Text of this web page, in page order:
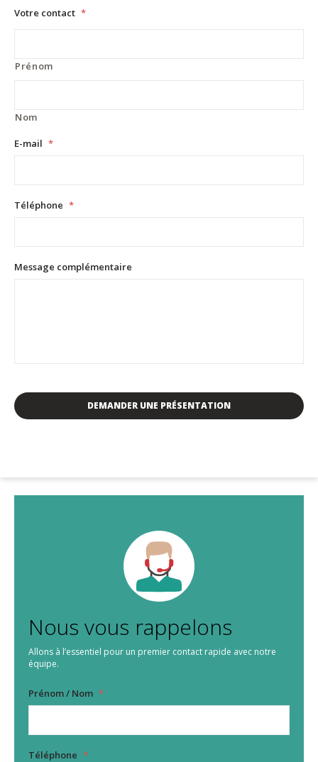
Votre contact *
Prénom
Nom
E-mail *
Téléphone *
Message complémentaire
Nous vous rappelons
Allons à l’essentiel pour un premier contact rapide avec notre
équipe.
Prénom / Nom *
Téléphone *